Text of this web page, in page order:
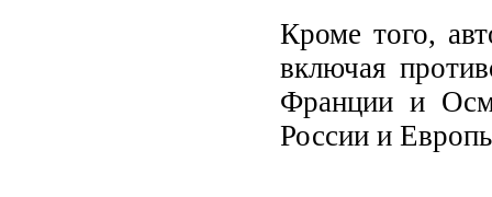
Кроме того,
включая
Франции и
России и